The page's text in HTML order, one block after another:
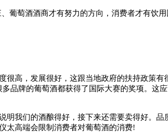
葡萄酒酒商才有努力的方向，消费者才有饮
高，发展很好，这跟当地政府的扶持政策
品牌的葡萄酒都获得了国际大赛的奖项。这
我们的酒酿得好，接下来还需要卖得好。
太高端会限制消费者对葡萄酒的消费!